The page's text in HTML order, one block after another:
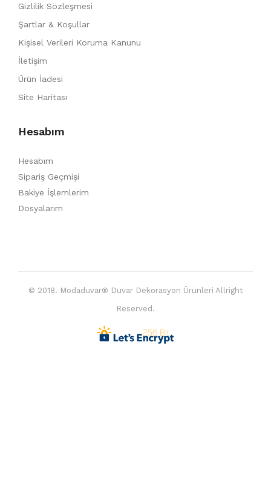
Gizlilik Sözleşmesi
Şartlar & Koşullar
Kişisel Verileri Koruma Kanunu
İletişim
Ürün İadesi
Site Haritası
Hesabım
Hesabım
Sipariş Geçmişi
Bakiye İşlemlerim
Dosyalarım
© 2018. Modaduvar® Duvar Dekorasyon Ürünleri Allright
Reserved.